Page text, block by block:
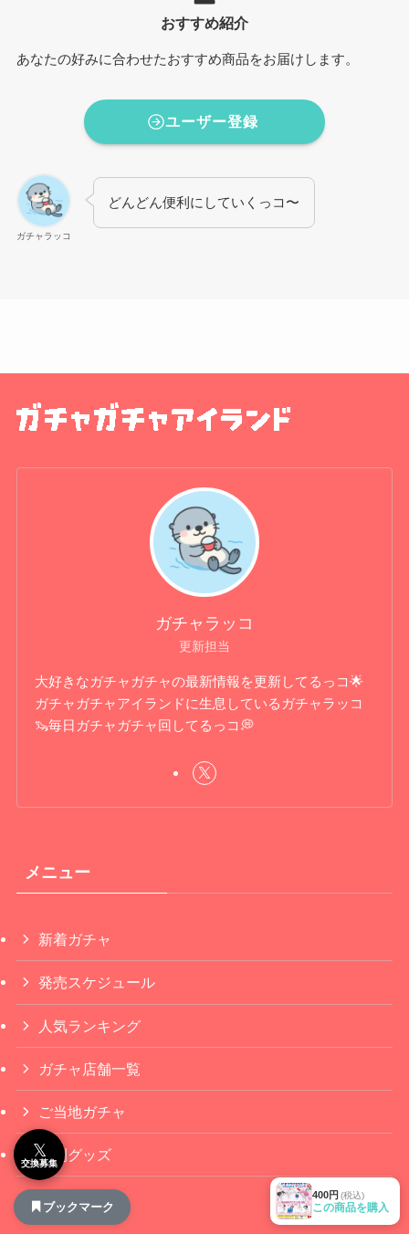
400円 (税込)
この商品を購入
おすすめ紹介
あなたの好みに合わせたおすすめ商品をお届けします。
ユーザー登録
ガチャラッコ
どんどん便利にしていくっコ〜
ガチャラッコ
更新担当
大好きなガチャガチャの最新情報を更新してるっコ🌟
ガチャガチャアイランドに生息しているガチャラッコ
🦦毎日ガチャガチャ回してるっコ💭
メニュー
新着ガチャ
発売スケジュール
人気ランキング
ガチャ店舗一覧
ご当地ガチャ
便利グッズ
𝕏
交換募集
ブックマーク